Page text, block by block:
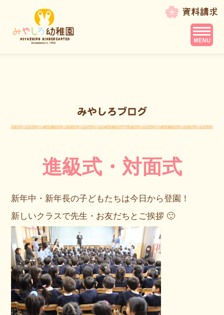
進級式・対面式
新年中・新年長の子どもたちは今日から登園！
新しいクラスで先生・お友だちとご挨拶 🙂